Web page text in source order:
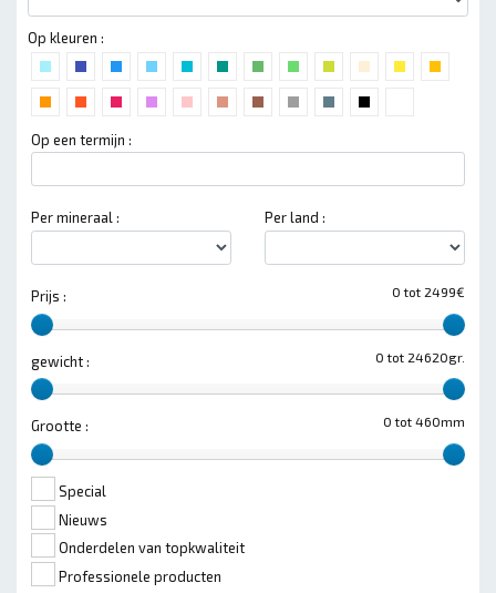
Op kleuren :
Op een termijn :
Per mineraal : Per land :
0 tot 2499€
Prijs :
0 tot 24620gr.
gewicht :
0 tot 460mm
Grootte :
Special
Nieuws
Onderdelen van topkwaliteit
Professionele producten